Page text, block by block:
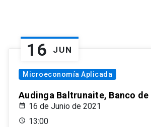
16 JUN
Microeconomía Aplicada
Audinga Baltrunaite, Banco
16 de Junio de 2021
13:00